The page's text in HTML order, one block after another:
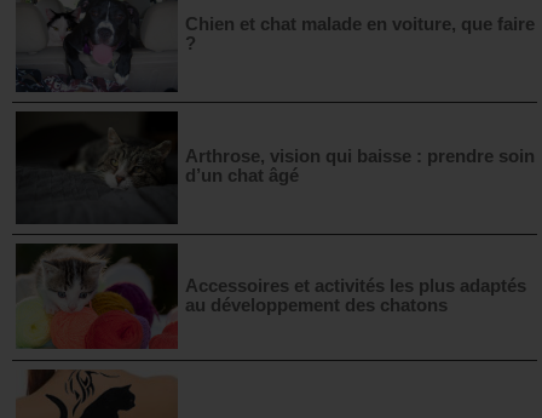
Chien et chat malade en voiture, que faire
?
Arthrose, vision qui baisse : prendre soin
d’un chat âgé
Accessoires et activités les plus adaptés
au développement des chatons